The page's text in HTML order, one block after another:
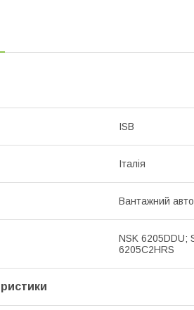
ISB
Італія
Вантажний
NSK 6205DDU;
6205C2HRS